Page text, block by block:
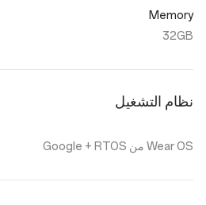
Memory
32GB
نظام التشغيل
Wear OS من Google + RTOS